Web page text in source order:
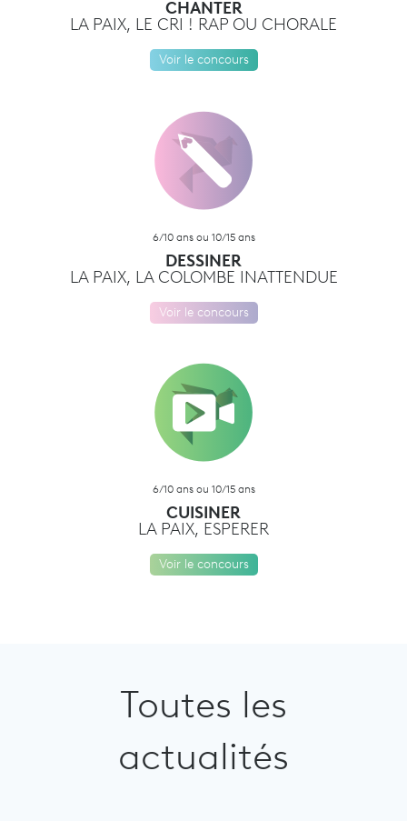
CHANTER
LA PAIX, LE CRI ! RAP OU CHORALE
Voir le concours
6/10 ans ou 10/15 ans
DESSINER
LA PAIX, LA COLOMBE INATTENDUE
Voir le concours
6/10 ans ou 10/15 ans
CUISINER
LA PAIX, ESPERER
Voir le concours
Toutes les
actualités